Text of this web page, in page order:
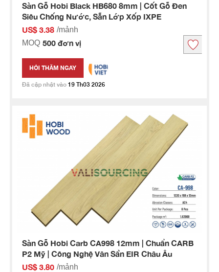
Sàn Gỗ Hobi Black HB680 8mm | Cốt Gỗ Đen
Siêu Chống Nước, Sẵn Lớp Xốp IXPE
US$ 3.38 /mảnh
MOQ 500 đơn vị
HỎI THĂM NGAY
Đã cập nhật vào 19 Th03 2026
Sàn Gỗ Hobi Carb CA998 12mm | Chuẩn CARB
P2 Mỹ | Công Nghệ Vân Sần EIR Châu Âu
US$ 3.80 /mảnh